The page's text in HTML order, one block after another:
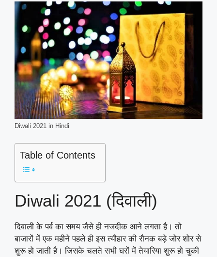
Diwali 2021 in Hindi
Table of Contents
Diwali 2021 (दिवाली)
दिवाली के पर्व का समय जैसे ही नजदीक आने लगता है। तो
बाजारों में एक महीने पहले ही इस त्यौहार की रौनक बड़े जोर शोर से
शुरू हो जाती है। जिसके चलते सभी घरों में तेयारिया शुरू हो चुकी